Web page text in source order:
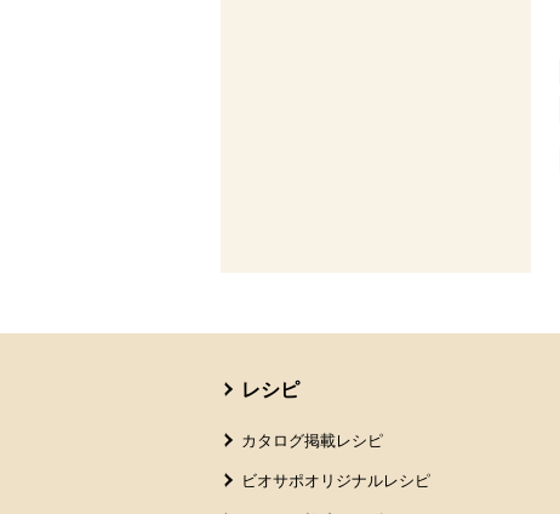
レシピ
カタログ掲載レシピ
ビオサポオリジナルレシピ